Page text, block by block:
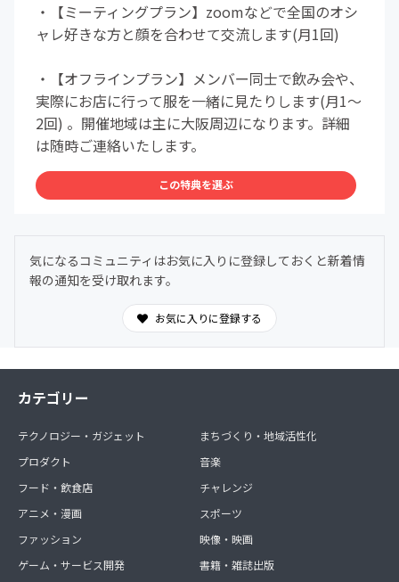
・【ミーティングプラン】zoomなどで全国のオシ
ャレ好きな方と顔を合わせて交流します(月1回)
・【オフラインプラン】メンバー同士で飲み会や、
実際にお店に行って服を一緒に見たりします(月1〜
2回) 。開催地域は主に大阪周辺になります。詳細
は随時ご連絡いたします。
この特典を選ぶ
気になるコミュニティはお気に入りに登録しておくと新着情
報の通知を受け取れます。
お気に入りに登録する
カテゴリー
テクノロジー・ガジェット
プロダクト
フード・飲食店
アニメ・漫画
ファッション
ゲーム・サービス開発
まちづくり・地域活性化
音楽
チャレンジ
スポーツ
映像・映画
書籍・雑誌出版